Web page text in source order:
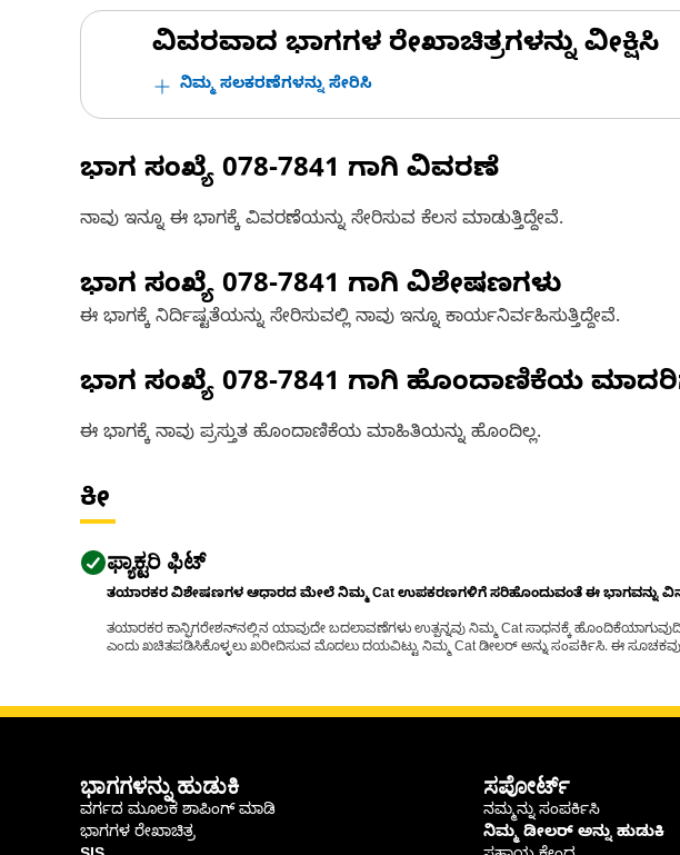
ವಿವರವಾದ ಭಾಗಗಳ ರೇಖಾಚಿತ್ರಗಳನ್ನು ವೀಕ್ಷಿಸಿ
ನಿಮ್ಮ ಸಲಕರಣೆಗಳನ್ನು ಸೇರಿಸಿ
ಭಾಗ ಸಂಖ್ಯೆ 078-7841 ಗಾಗಿ ವಿವರಣೆ
ನಾವು ಇನ್ನೂ ಈ ಭಾಗಕ್ಕೆ ವಿವರಣೆಯನ್ನು ಸೇರಿಸುವ ಕೆಲಸ ಮಾಡುತ್ತಿದ್ದೇವೆ.
ಭಾಗ ಸಂಖ್ಯೆ 078-7841 ಗಾಗಿ ವಿಶೇಷಣಗಳು
ಈ ಭಾಗಕ್ಕೆ ನಿರ್ದಿಷ್ಟತೆಯನ್ನು ಸೇರಿಸುವಲ್ಲಿ ನಾವು ಇನ್ನೂ ಕಾರ್ಯನಿರ್ವಹಿಸುತ್ತಿದ್ದೇವೆ.
ಭಾಗ ಸಂಖ್ಯೆ 078-7841 ಗಾಗಿ ಹೊಂದಾಣಿಕೆಯ
ಈ ಭಾಗಕ್ಕೆ ನಾವು ಪ್ರಸ್ತುತ ಹೊಂದಾಣಿಕೆಯ ಮಾಹಿತಿಯನ್ನು ಹೊಂದಿಲ್ಲ.
ಕೀ
ಫ್ಯಾಕ್ಟರಿ ಫಿಟ್
ತಯಾರಕರ ವಿಶೇಷಣಗಳ ಆಧಾರದ ಮೇಲೆ ನಿಮ್ಮ Cat ಉಪಕರಣಗಳಿಗೆ ಸರಿಹೊಂದುವಂತೆ ಈ ಭಾಗವನ್ನು
ತಯಾರಕರ ಕಾನ್ಫಿಗರೇಶನ್‌ನಲ್ಲಿನ ಯಾವುದೇ ಬದಲಾವಣೆಗಳು ಉತ್ಪನ್ನವು ನಿಮ್ಮ Cat ಸಾಧನಕ್ಕೆ
ಎಂದು ಖಚಿತಪಡಿಸಿಕೊಳ್ಳಲು ಖರೀದಿಸುವ ಮೊದಲು ದಯವಿಟ್ಟು ನಿಮ್ಮ Cat ಡೀಲರ್ ಅನ್ನು ಸಂಪರ್ಕಿಸಿ. ಈ
ಭಾಗಗಳನ್ನು ಹುಡುಕಿ
ವರ್ಗದ ಮೂಲಕ ಶಾಪಿಂಗ್ ಮಾಡಿ
ಭಾಗಗಳ ರೇಖಾಚಿತ್ರ
ಸಪೋರ್ಟ್
ನಮ್ಮನ್ನು ಸಂಪರ್ಕಿಸಿ
ನಿಮ್ಮ ಡೀಲರ್ ಅನ್ನು ಹುಡುಕಿ